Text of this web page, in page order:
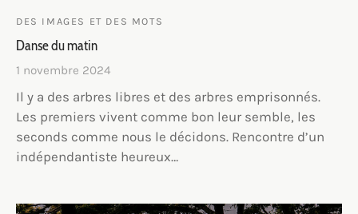
DES IMAGES ET DES MOTS
Danse du matin
1 novembre 2024
Il y a des arbres libres et des arbres emprisonnés.
Les premiers vivent comme bon leur semble, les
seconds comme nous le décidons. Rencontre d’un
indépendantiste heureux…